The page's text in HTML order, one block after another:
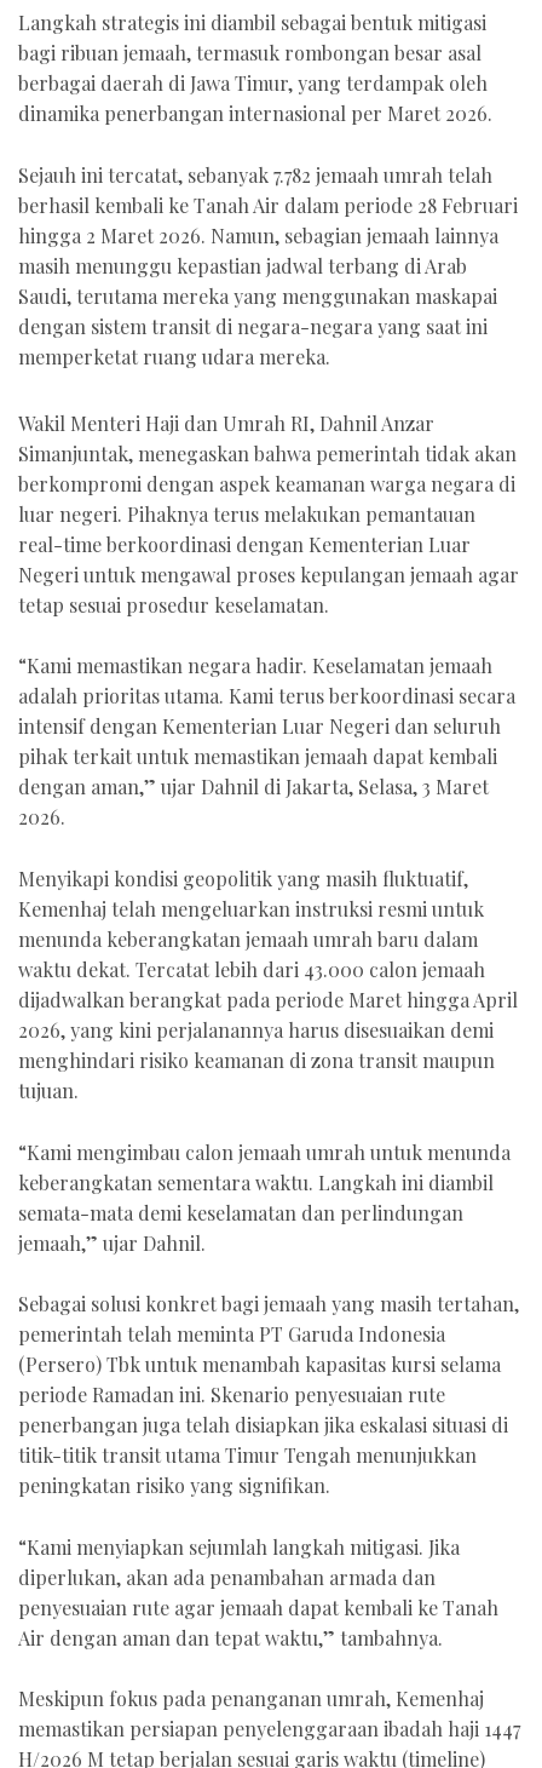
Langkah strategis ini diambil sebagai bentuk mitigasi
bagi ribuan jemaah, termasuk rombongan besar asal
berbagai daerah di Jawa Timur, yang terdampak oleh
dinamika penerbangan internasional per Maret 2026.
Sejauh ini tercatat, sebanyak 7.782 jemaah umrah telah
berhasil kembali ke Tanah Air dalam periode 28 Februari
hingga 2 Maret 2026. Namun, sebagian jemaah lainnya
masih menunggu kepastian jadwal terbang di Arab
Saudi, terutama mereka yang menggunakan maskapai
dengan sistem transit di negara-negara yang saat ini
memperketat ruang udara mereka.
Wakil Menteri Haji dan Umrah RI, Dahnil Anzar
Simanjuntak, menegaskan bahwa pemerintah tidak akan
berkompromi dengan aspek keamanan warga negara di
luar negeri. Pihaknya terus melakukan pemantauan
real-time berkoordinasi dengan Kementerian Luar
Negeri untuk mengawal proses kepulangan jemaah agar
tetap sesuai prosedur keselamatan.
“Kami memastikan negara hadir. Keselamatan jemaah
adalah prioritas utama. Kami terus berkoordinasi secara
intensif dengan Kementerian Luar Negeri dan seluruh
pihak terkait untuk memastikan jemaah dapat kembali
dengan aman,” ujar Dahnil di Jakarta, Selasa, 3 Maret
2026.
Menyikapi kondisi geopolitik yang masih fluktuatif,
Kemenhaj telah mengeluarkan instruksi resmi untuk
menunda keberangkatan jemaah umrah baru dalam
waktu dekat. Tercatat lebih dari 43.000 calon jemaah
dijadwalkan berangkat pada periode Maret hingga April
2026, yang kini perjalanannya harus disesuaikan demi
menghindari risiko keamanan di zona transit maupun
tujuan.
“Kami mengimbau calon jemaah umrah untuk menunda
keberangkatan sementara waktu. Langkah ini diambil
semata-mata demi keselamatan dan perlindungan
jemaah,” ujar Dahnil.
Sebagai solusi konkret bagi jemaah yang masih tertahan,
pemerintah telah meminta PT Garuda Indonesia
(Persero) Tbk untuk menambah kapasitas kursi selama
periode Ramadan ini. Skenario penyesuaian rute
penerbangan juga telah disiapkan jika eskalasi situasi di
titik-titik transit utama Timur Tengah menunjukkan
peningkatan risiko yang signifikan.
“Kami menyiapkan sejumlah langkah mitigasi. Jika
diperlukan, akan ada penambahan armada dan
penyesuaian rute agar jemaah dapat kembali ke Tanah
Air dengan aman dan tepat waktu,” tambahnya.
Meskipun fokus pada penanganan umrah, Kemenhaj
memastikan persiapan penyelenggaraan ibadah haji 1447
H/2026 M tetap berjalan sesuai garis waktu (timeline)